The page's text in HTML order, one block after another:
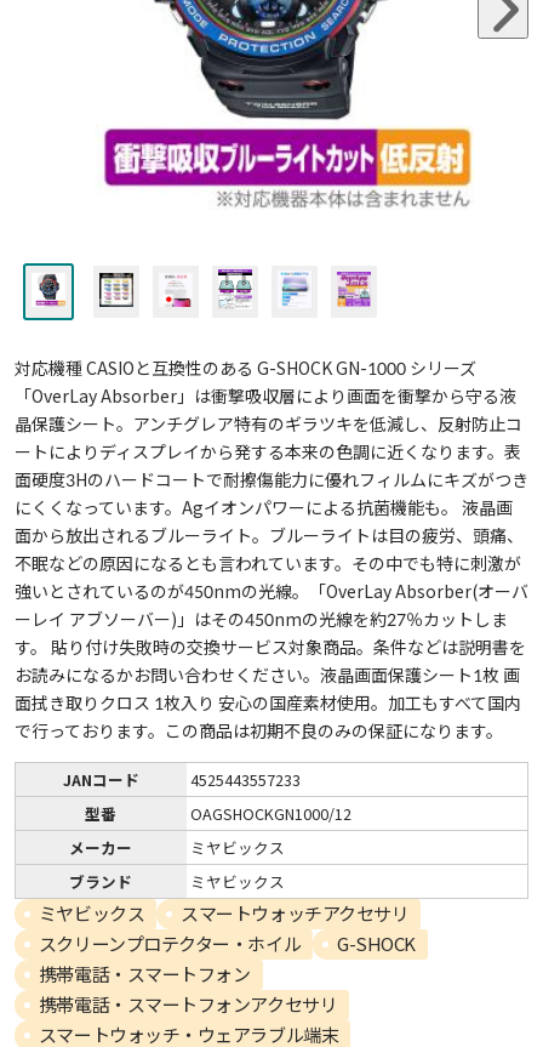
対応機種 CASIOと互換性のある G-SHOCK GN-1000 シリーズ
「OverLay Absorber」は衝撃吸収層により画面を衝撃から守る液
晶保護シート。アンチグレア特有のギラツキを低減し、反射防止コ
ートによりディスプレイから発する本来の色調に近くなります。表
面硬度3Hのハードコートで耐擦傷能力に優れフィルムにキズがつき
にくくなっています。Agイオンパワーによる抗菌機能も。 液晶画
面から放出されるブルーライト。ブルーライトは目の疲労、頭痛、
不眠などの原因になるとも言われています。その中でも特に刺激が
強いとされているのが450nmの光線。「OverLay Absorber(オーバ
ーレイ アブソーバー)」はその450nmの光線を約27％カットしま
す。 貼り付け失敗時の交換サービス対象商品。条件などは説明書を
お読みになるかお問い合わせください。液晶画面保護シート1枚 画
面拭き取りクロス 1枚入り 安心の国産素材使用。加工もすべて国内
で行っております。この商品は初期不良のみの保証になります。
JANコード
4525443557233
型番
OAGSHOCKGN1000/12
メーカー
ミヤビックス
ブランド
ミヤビックス
ミヤビックス
スマートウォッチアクセサリ
スクリーンプロテクター・ホイル
G-SHOCK
携帯電話・スマートフォン
携帯電話・スマートフォンアクセサリ
スマートウォッチ・ウェアラブル端末